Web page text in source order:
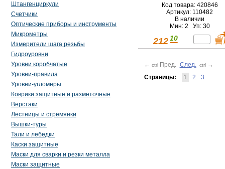
Штангенциркули
Счетчики
Оптические приборы и инструменты
Микрометры
Измерители шага резьбы
Гидроуровни
Уровни коробчатые
Уровни-правила
Уровни-угломеры
Коврики защитные и разметочные
Верстаки
Лестницы и стремянки
Вышки-туры
Тали и лебедки
Каски защитные
Маски для сварки и резки металла
Маски защитные
Код товара: 420846
Артикул: 110482
В наличии
Мин: 2 Уп: 30
212 10
← ctrl Пред. След. ctrl →
Страницы:
1 2 3